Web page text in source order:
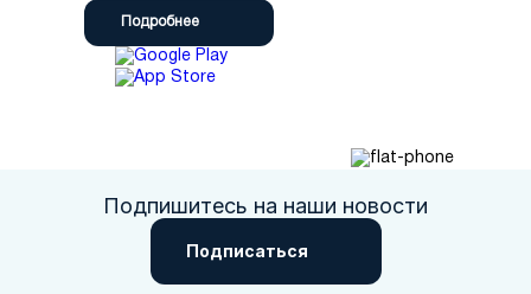
Подробнее
Подпишитесь на наши новости
Подписаться